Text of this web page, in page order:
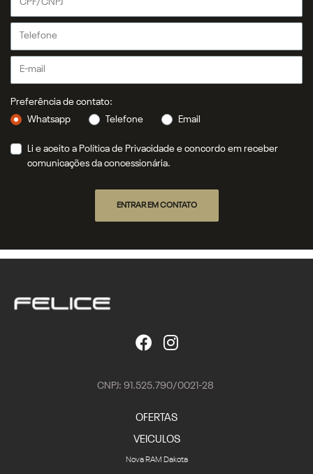
Preferência de contato:
Whatsapp
Telefone Email
Li e aceito a Política de Privacidade e concordo em receber
comunicações da concessionária.
ENTRAR EM CONTATO
CNPJ: 91.525.790/0021-28
OFERTAS
VEICULOS
Nova RAM Dakota